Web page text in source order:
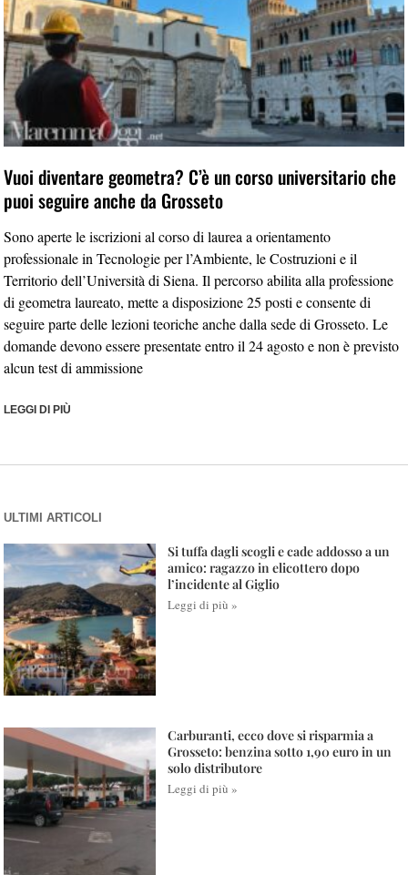
Vuoi diventare geometra? C’è un corso universitario che
puoi seguire anche da Grosseto
Sono aperte le iscrizioni al corso di laurea a orientamento
professionale in Tecnologie per l’Ambiente, le Costruzioni e il
Territorio dell’Università di Siena. Il percorso abilita alla professione
di geometra laureato, mette a disposizione 25 posti e consente di
seguire parte delle lezioni teoriche anche dalla sede di Grosseto. Le
domande devono essere presentate entro il 24 agosto e non è previsto
alcun test di ammissione
LEGGI DI PIÙ
ULTIMI ARTICOLI
Si tuffa dagli scogli e cade addosso a un
amico: ragazzo in elicottero dopo
l’incidente al Giglio
Leggi di più »
Carburanti, ecco dove si risparmia a
Grosseto: benzina sotto 1,90 euro in un
solo distributore
Leggi di più »